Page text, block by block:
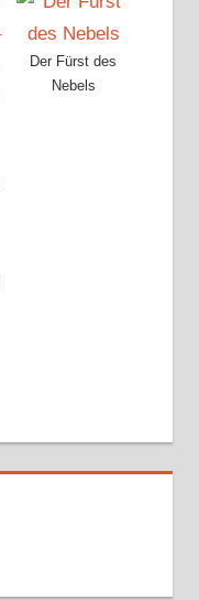
Der Fürst des
Nebels